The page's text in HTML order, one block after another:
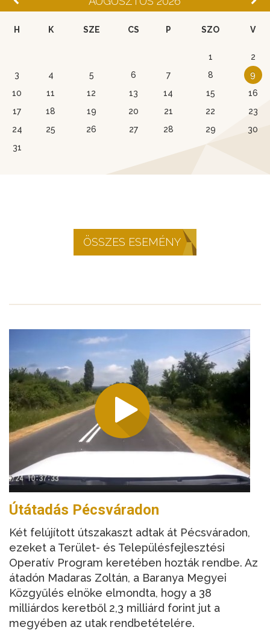
H K SZE CS P SZO V
1
2
3
4 5 6 7 8
9
10
11 12 13 14 15
16
17
18 19 20 21 22
23
24
25 26 27 28 29
30
31
ÖSSZES ESEMÉNY
Útátadás Pécsváradon
Két felújított útszakaszt adtak át Pécsváradon,
ezeket a Terület- és Településfejlesztési
Operatív Program keretében hozták rendbe. Az
átadón Madaras Zoltán, a Baranya Megyei
Közgyűlés elnöke elmondta, hogy a 38
milliárdos keretből 2,3 milliárd forint jut a
megyében az utak rendbetételére.